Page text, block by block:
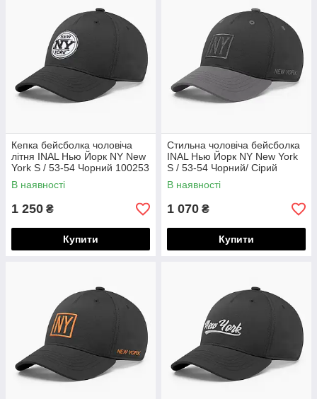
Кепка бейсболка чоловіча
літня INAL Нью Йорк NY New
York S / 53-54 Чорний 100253
В наявності
1 250 ₴
Купити
Стильна чоловіча бейсболка
INAL Нью Йорк NY New York
S / 53-54 Чорний/ Сірий
134853
В наявності
1 070 ₴
Купити